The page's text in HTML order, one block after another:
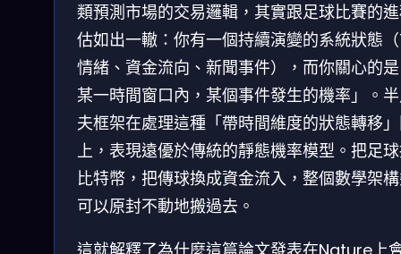
類預測市場的交易邏輯，其實跟足球比賽的
估如出一轍：你有一個持續演變的系統狀態
情緒、資金流向、新聞事件），而你關心的
某一時間窗口內，某個事件發生的機率」。
夫框架在處理這種「帶時間維度的狀態轉移
上，表現遠優於傳統的靜態機率模型。把足
比特幣，把傳球換成資金流入，整個數學架
可以原封不動地搬過去。